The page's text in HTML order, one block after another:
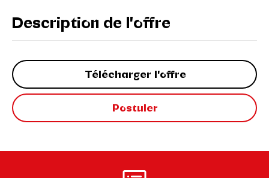
Description de l'offre
Télécharger l'offre
Postuler